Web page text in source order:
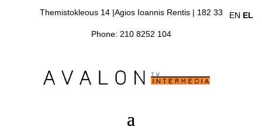
Themistokleous 14 |Agios Ioannis Rentis | 182 33
Phone: 210 8252 104
EN EL